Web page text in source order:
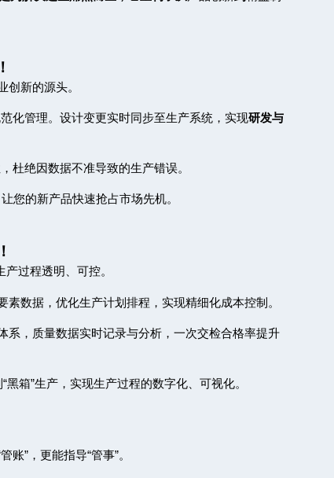
创新的源头。
化管理。设计变更实时同步至生产系统，实现研发与
杜绝因数据不准导致的生产错误。
让您的新产品快速抢占市场先机。
产过程透明、可控。
数据，优化生产计划排程，实现精细化成本控制。
系，质量数据实时记录与分析，一次交检合格率提升
“黑箱”生产，实现生产过程的数字化、可视化。
管账”，更能指导“管事”。